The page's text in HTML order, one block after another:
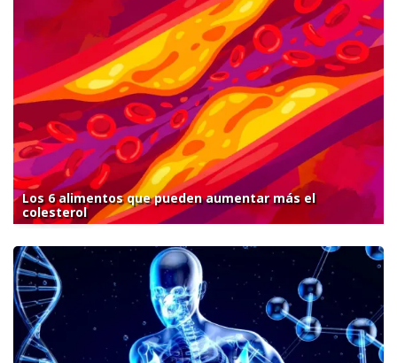
Los 6 alimentos que pueden aumentar más el
colesterol